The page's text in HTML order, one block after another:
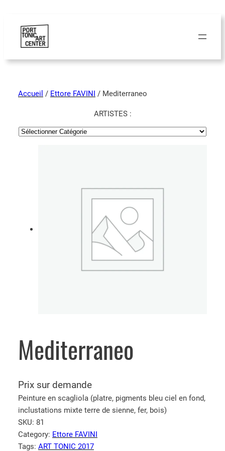
Accueil / Ettore FAVINI / Mediterraneo
ARTISTES :
Mediterraneo
Prix sur demande
Peinture en scagliola (platre, pigments bleu ciel en fond,
inclustations mixte terre de sienne, fer, bois)
SKU: 81
Category: Ettore FAVINI
Tags: ART TONIC 2017